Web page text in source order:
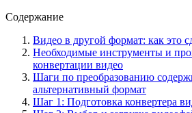
Содержание
Видео в другой формат: как это
Необходимые инструменты и
конвертации видео
Шаги по преобразованию
альтернативный формат
Шаг 1: Подготовка конвертера